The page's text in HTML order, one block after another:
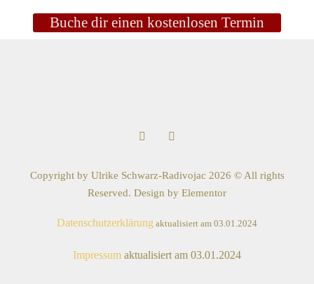
Buche dir einen kostenlosen Termin
Copyright by Ulrike Schwarz-Radivojac 2026 © All rights
Reserved. Design by Elementor
Datenschutzerklärung aktualisiert am 03.01.2024
Impressum aktualisiert am 03.01.2024